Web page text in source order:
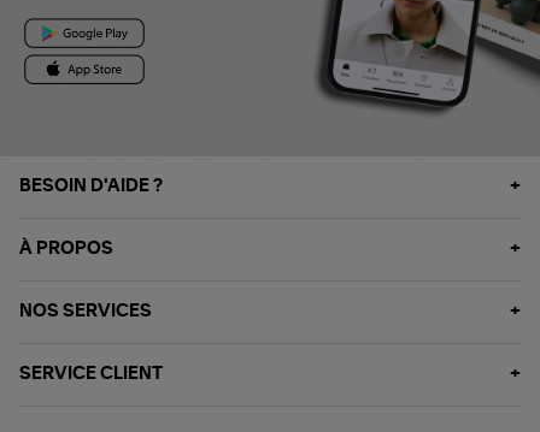
BESOIN D'AIDE ?
À PROPOS
NOS SERVICES
SERVICE CLIENT